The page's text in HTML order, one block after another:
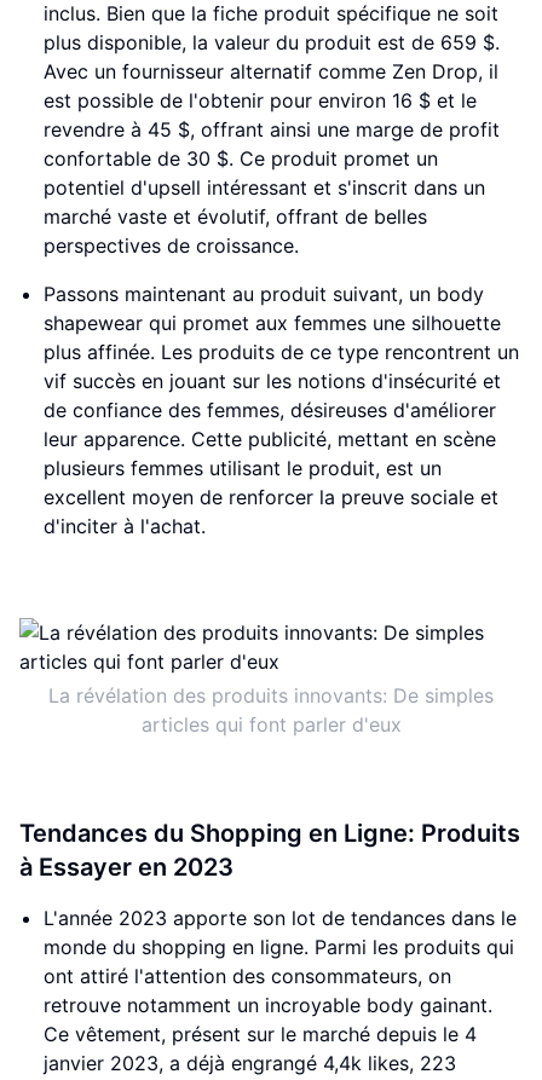
inclus. Bien que la fiche produit spécifique ne soit
plus disponible, la valeur du produit est de 659 $.
Avec un fournisseur alternatif comme Zen Drop, il
est possible de l'obtenir pour environ 16 $ et le
revendre à 45 $, offrant ainsi une marge de profit
confortable de 30 $. Ce produit promet un
potentiel d'upsell intéressant et s'inscrit dans un
marché vaste et évolutif, offrant de belles
perspectives de croissance.
Passons maintenant au produit suivant, un body
shapewear qui promet aux femmes une silhouette
plus affinée. Les produits de ce type rencontrent un
vif succès en jouant sur les notions d'insécurité et
de confiance des femmes, désireuses d'améliorer
leur apparence. Cette publicité, mettant en scène
plusieurs femmes utilisant le produit, est un
excellent moyen de renforcer la preuve sociale et
d'inciter à l'achat.
La révélation des produits innovants: De simples
articles qui font parler d'eux
Tendances du Shopping en Ligne: Produits
à Essayer en 2023
L'année 2023 apporte son lot de tendances dans le
monde du shopping en ligne. Parmi les produits qui
ont attiré l'attention des consommateurs, on
retrouve notamment un incroyable body gainant.
Ce vêtement, présent sur le marché depuis le 4
janvier 2023, a déjà engrangé 4,4k likes, 223